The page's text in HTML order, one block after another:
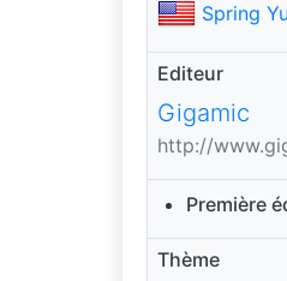
Spring Yu
Editeur
Gigamic
http://
Première
Thème